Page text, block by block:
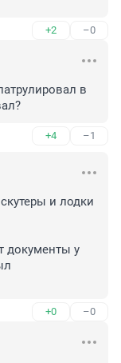
+2 –0
в
+4 –1
и лодки
документы у
+0 –0